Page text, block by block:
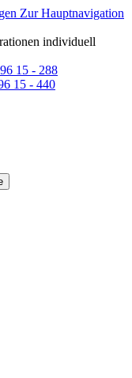
Zur Hauptnavigation
individuell
15 - 288
15 - 440